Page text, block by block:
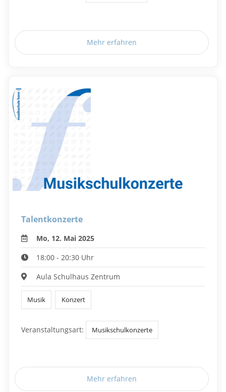
Mehr erfahren
Talentkonzerte
Mo, 12. Mai 2025
18:00 - 20:30 Uhr
Aula Schulhaus Zentrum
Musik Konzert
Veranstaltungsart: Musikschulkonzerte
Mehr erfahren